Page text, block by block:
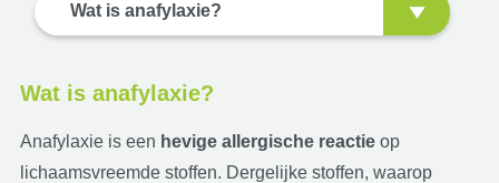
Wat is anafylaxie?
Wat is anafylaxie?
Anafylaxie is een hevige allergische reactieop
lichaamsvreemde stoffen. Dergelijke stoffen, waarop